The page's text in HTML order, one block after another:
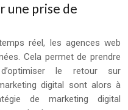
une prise de
réel, les agences web
Cela permet de prendre
le retour sur
digital sont alors à
de marketing digital